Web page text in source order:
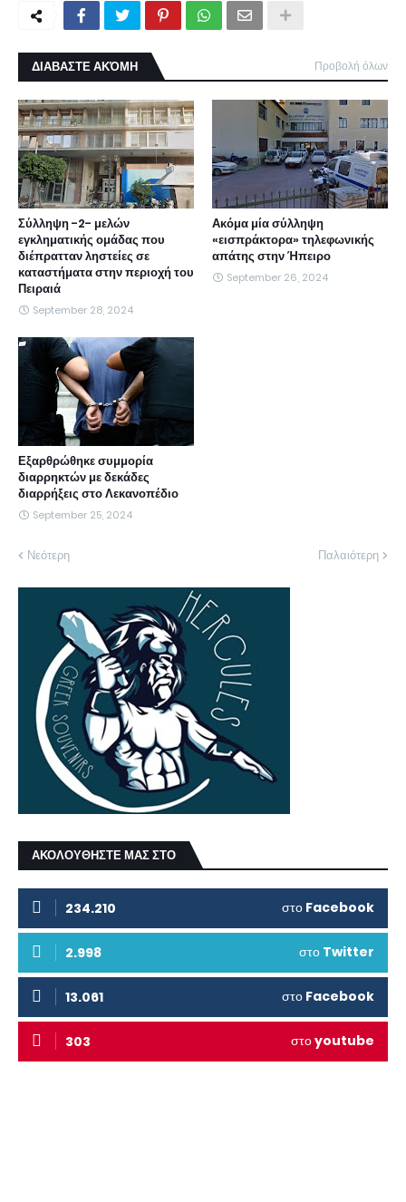
ΔΙΑΒΑΣΤΕ ΑΚΌΜΗ Προβολή όλων
Σύλληψη -2- μελών
εγκληματικής ομάδας που
διέπρατταν ληστείες σε
καταστήματα στην περιοχή του
Πειραιά
September 28, 2024
Ακόμα μία σύλληψη
«εισπράκτορα» τηλεφωνικής
απάτης στην Ήπειρο
September 26, 2024
Εξαρθρώθηκε συμμορία
διαρρηκτών με δεκάδες
διαρρήξεις στο Λεκανοπέδιο
September 25, 2024
Νεότερη Παλαιότερη
ΑΚΟΛΟΥΘΗΣΤΕ ΜΑΣ ΣΤΟ
234.210 στο Facebook
2.998 στο Twitter
13.061 στο Facebook
303 στοyoutube